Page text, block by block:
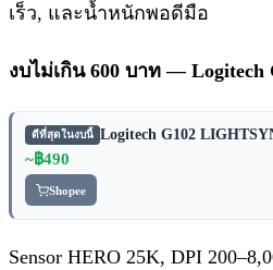
เร็ว, และน้ำหนักพอดีมือ
งบไม่เกิน 600 บาท — Logitech
ดีที่สุดในงบนี้ Logitech G102
~฿490
Shopee
Sensor HERO 25K, DPI